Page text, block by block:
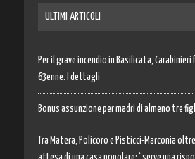
ULTIMI ARTICOLI
Per il grave incendio in Basilicata,
63enne. I dettagli
Bonus assunzione per madri di almeno tre
Tra Matera, Policoro e Pisticci-Marconia